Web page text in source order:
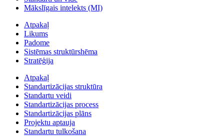
Mākslīgais intelekts (MI)
Atpakaļ
Likums
Padome
Sistēmas struktūrshēma
Stratēģija
Atpakaļ
Standartizācijas struktūra
Standartu veidi
Standartizācijas process
Standartizācijas plāns
Projektu aptauja
Standartu tulkošana